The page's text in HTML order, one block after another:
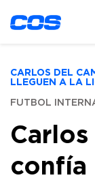
CARLOS DEL
LLEGUEN A LA
FUTBOL
confía